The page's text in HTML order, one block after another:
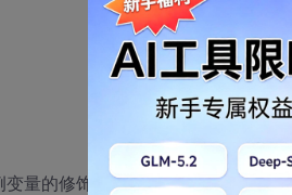
量的修饰符不一样都可以，然而